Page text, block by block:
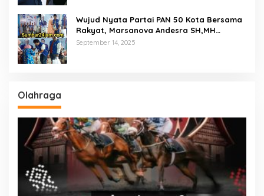
Wujud Nyata Partai PAN 50 Kota Bersama
Rakyat, Marsanova Andesra SH,MH
Salurkan 600 Karung Beras Untuk
September 14, 2025
Olahraga